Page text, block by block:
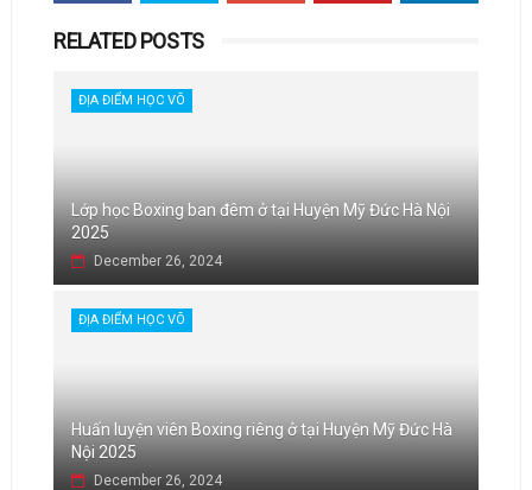
RELATED POSTS
ĐỊA ĐIỂM HỌC VÕ
Lớp học Boxing ban đêm ở tại Huyện Mỹ Đức Hà Nội
2025
December 26, 2024
ĐỊA ĐIỂM HỌC VÕ
Huấn luyện viên Boxing riêng ở tại Huyện Mỹ Đức Hà
Nội 2025
December 26, 2024